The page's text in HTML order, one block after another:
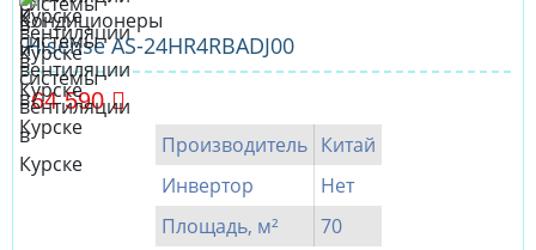
Hisense AS-24HR4RBADJ00
64 590
Производитель Китай
Инвертор
Нет
Площадь, м²
70